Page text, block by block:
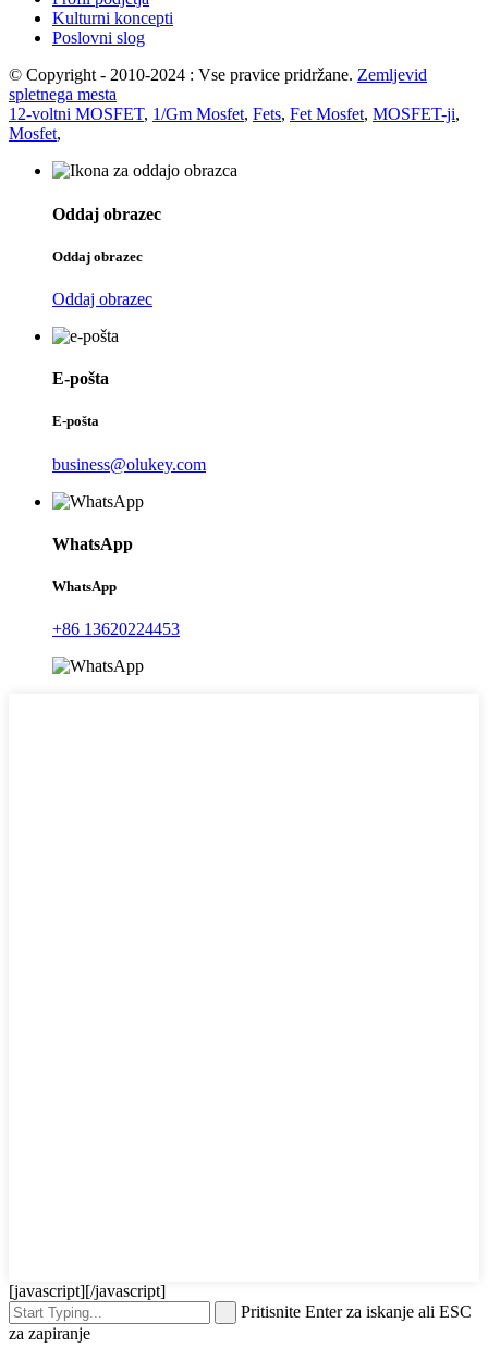
Kulturni koncepti
Poslovni slog
© Copyright - 2010-2024 : Vse pravice pridržane. Zemljevid
spletnega mesta
12-voltni MOSFET, 1/Gm Mosfet, Fets, Fet Mosfet, MOSFET-ji,
Mosfet,
Oddaj obrazec
Oddaj obrazec
Oddaj obrazec
E-pošta
E-pošta
business@olukey.com
WhatsApp
WhatsApp
+86 13620224453
[javascript][/javascript]
Pritisnite Enter za iskanje ali ESC
za zapiranje